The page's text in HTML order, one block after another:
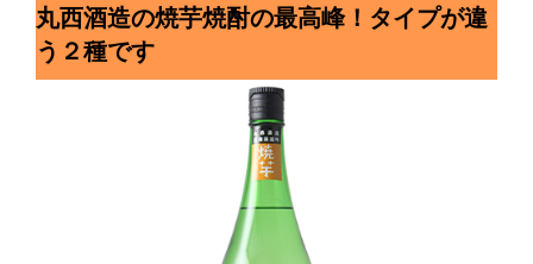
丸西酒造の焼芋焼酎の最高峰！タイプが違
う２種です